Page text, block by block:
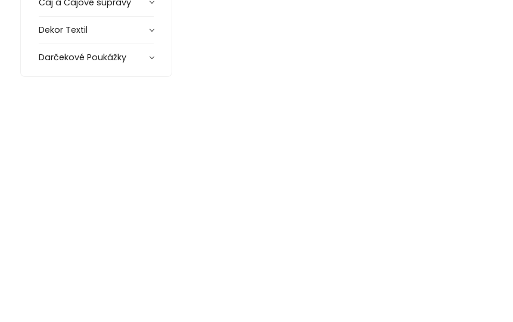
Dekor Textil
Darčekové Poukážky